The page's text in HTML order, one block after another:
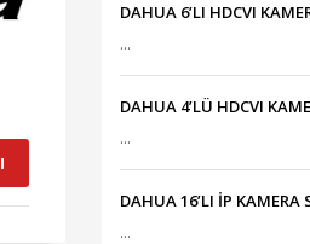
DAHUA 6’LI HDCVI
...
DAHUA 4’LÜ HDCVI
...
DAHUA 16’LI İP KAMERA
...